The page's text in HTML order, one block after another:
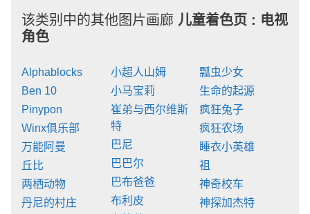
该类别中的其他图片画廊 儿童着色页 : 电视
角色
Alphablocks
Ben 10
Pinypon
Winx俱乐部
万能阿曼
丘比
两栖动物
丹尼的村庄
小超人山姆
小马宝莉
崔弟与西尔维斯
特
巴尼
巴巴尔
巴布爸爸
布利皮
瓢虫少女
生命的起源
疯狂兔子
疯狂农场
睡衣小英雄
祖
神奇校车
神探加杰特